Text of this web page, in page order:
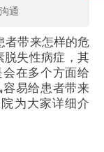
通
带来怎样的危
脱失性病症，其
在多个方面给
易给患者带来
为大家详细介